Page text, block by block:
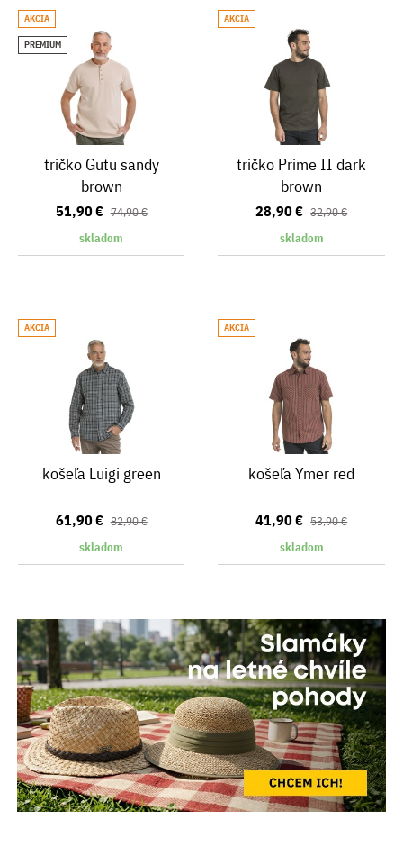
AKCIA
PREMIUM
tričko Gutu sandy
brown
51,90 € 74,90 €
skladom
AKCIA
tričko Prime II dark
brown
28,90 € 32,90 €
skladom
AKCIA
košeľa Luigi green
61,90 € 82,90 €
skladom
AKCIA
košeľa Ymer red
41,90 € 53,90 €
skladom